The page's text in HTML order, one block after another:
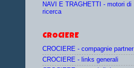
NAVI E TRAGHETTI - motori di
ricerca
CROCIERE
CROCIERE - compagnie partner
CROCIERE - links generali